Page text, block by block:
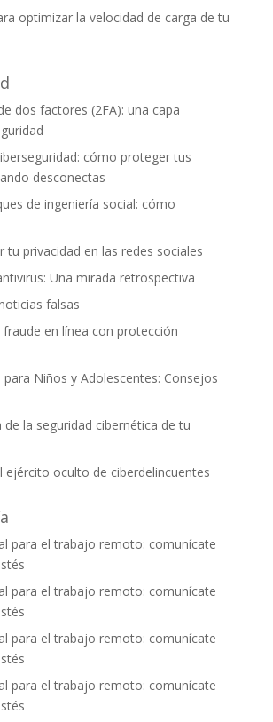
optimizar la velocidad de carga de tu
dos factores (2FA): una capa
cómo proteger tus
desconectas
de ingeniería social: cómo
tu privacidad en las redes sociales
Una mirada retrospectiva
falsas
en línea con protección
para Niños y Adolescentes: Consejos
la seguridad cibernética de tu
ejército oculto de ciberdelincuentes
para el trabajo remoto: comunícate
para el trabajo remoto: comunícate
para el trabajo remoto: comunícate
para el trabajo remoto: comunícate